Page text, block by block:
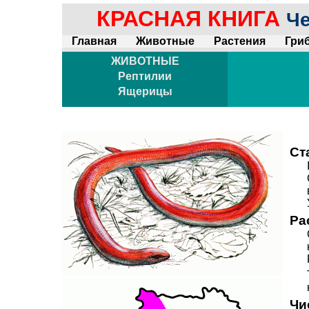
КРАСНАЯ КНИГА
Главная Животные Растения
ЖИВОТНЫЕ
Рептилии
Ящерицы